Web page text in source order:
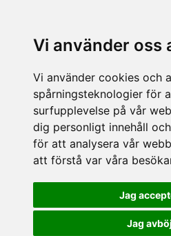
Vi använder oss
Vi använder cookies och
spårningsteknologier för
surfupplevelse på vår
dig personligt innehåll
för att analysera vår
att förstå var våra
Jag
Jag